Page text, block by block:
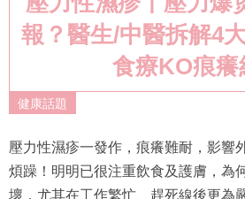
報？醫生/中醫拆解4
食療KO痕癢
健康話題
壓力性濕疹一發作，痕癢難耐，影響
煩躁！明明已很注重飲食及護膚，為
壞，尤其在工作繁忙、趕死線後更為